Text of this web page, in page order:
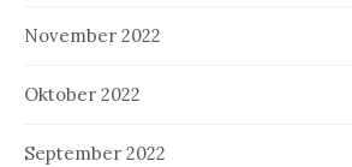
November 2022
Oktober 2022
September 2022